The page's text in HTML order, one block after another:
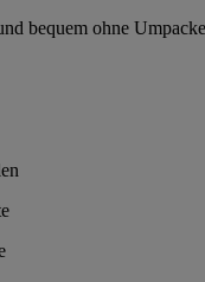
bequem ohne